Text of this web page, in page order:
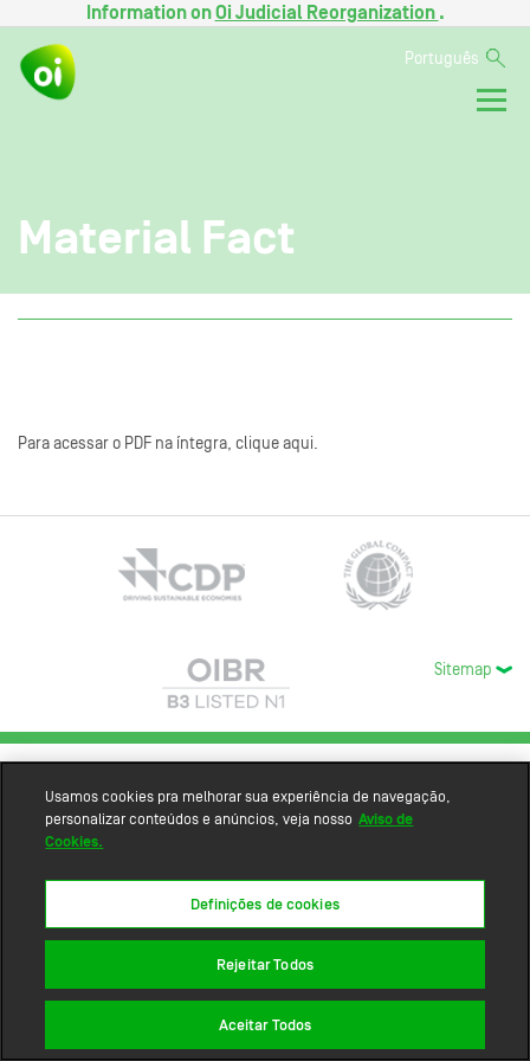
Information onOi Judicial Reorganization .
Português
Material Fact
Para acessar o PDF na íntegra, clique aqui.
Sitemap
Usamos cookies pra melhorar sua experiência de navegação,
personalizar conteúdos e anúncios, veja nosso Aviso de
Cookies.
Definições de cookies
Rejeitar Todos
Aceitar Todos